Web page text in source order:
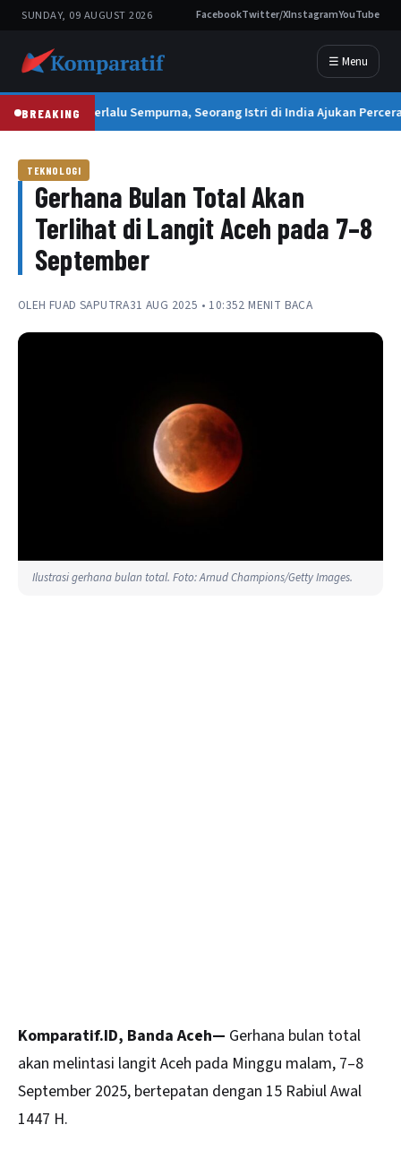
SUNDAY, 09 AUGUST 2026 FacebookTwitter/XInstagramYouTube
☰ Menu
BREAKING
Suami Terlalu Sempurna, Seorang Istri di India Ajukan
TEKNOLOGI
Gerhana Bulan Total Akan
Terlihat di Langit Aceh pada 7–8
September
OLEH FUAD SAPUTRA31 AUG 2025 • 10:352 MENIT BACA
Ilustrasi gerhana bulan total. Foto: Arnud Champions/Getty Images.
Komparatif.ID, Banda Aceh— Gerhana bulan total
akan melintasi langitAceh pada Minggu malam, 7–8
September 2025, bertepatan dengan 15 Rabiul Awal
1447 H.